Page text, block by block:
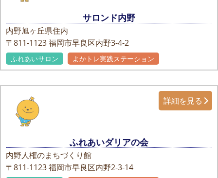
サロンド内野
内野旭ヶ丘県住内
〒811-1123福岡市早良区内野3-4-2
ふれあいサロン よかトレ実践ステーション
ふれあいダリアの会
内野人権のまちづくり館
〒811-1123福岡市早良区内野2-3-14
詳細を見る